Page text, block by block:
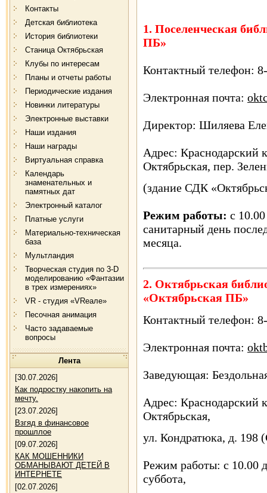
Контакты
Детская библиотека
История библиотеки
Станица Октябрьская
Клубы по интересам
Планы и отчеты работы
Периодические издания
Новинки литературы
Электронные выставки
Наши издания
Наши награды
Виртуальная справка
Календарь
знаменательных и
памятных дат
Электронный каталог
Платные услуги
Материально-техническая
база
Мультландия
Творческая студия по 3-D
моделированию «Фантазии
в трех измерениях»
VR - студия «VRеале»
Песочная анимация
Часто задаваемые
вопросы
Лента
[30.07.2026]
Как подростку накопить на
мечту.
[23.07.2026]
Взгяд в финансовое
прошллое
[09.07.2026]
КАК МОШЕННИКИ
ОБМАНЫВАЮТ ДЕТЕЙ В
ИНТЕРНЕТЕ
[02.07.2026]
1. Поселенческая
ПБ»
Контактный телефон:
Электронная почта:
Директор: Шиляева
Адрес: Краснодарский
Октябрьская, пер.
(здание СДК
Режим работы: с
санитарный день
месяца.
2. Октябрьская
«Октябрьская ПБ»
Контактный телефон:
Электронная почта:
Заведующая:
Адрес: Краснодарский
Октябрьская,
ул. Кондратюка, д. 198
Режим работы: с 10.00
суббота,